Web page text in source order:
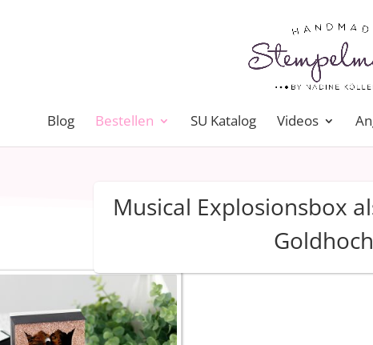
Blog Bestellen SU Katalog Videos
Musical Explosionsbox